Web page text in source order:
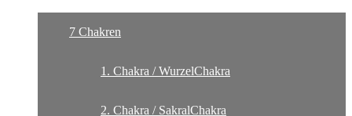
7 Chakren
1. Chakra / WurzelChakra
2. Chakra / SakralChakra